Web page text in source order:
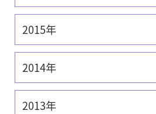
2015年
2014年
2013年